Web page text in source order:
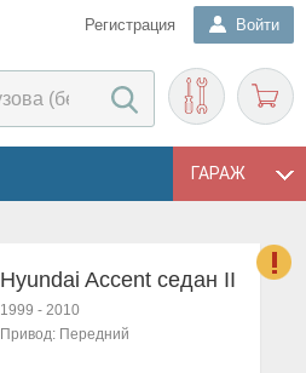
Регистрация Войти
ГАРАЖ
Hyundai Accent седан II
1999 - 2010
Привод: Передний